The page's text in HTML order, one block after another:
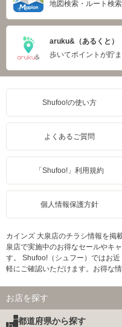
地図検索・ルート検索
aruku&（あるくと）
歩いてポイントが貯
Shufoo!の使い方
よくあるご質問
「Shufoo!」利用規約
個人情報保護方針
カインズ 大泉店のチラシ情報を掲
泉店で実施中のお得なセールやキ
す。 Shufoo!（シュフー）ではお
軽にご確認いただけます。お得な
お店を探す
都道府県から探す